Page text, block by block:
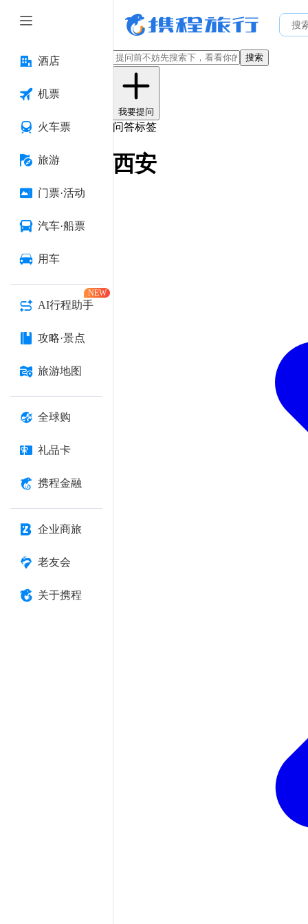
酒店
机票
火车票
旅游
门票·活动
汽车·船票
用车
AI行程助手
NEW
攻略·景点
旅游地图
全球购
礼品卡
携程金融
企业商旅
老友会
关于携程
搜索
我要提问
问答标签
西安